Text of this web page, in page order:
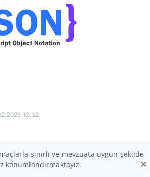
12:32
sınırlı ve mevzuata uygun şekilde
konumlandırmaktayız.
×